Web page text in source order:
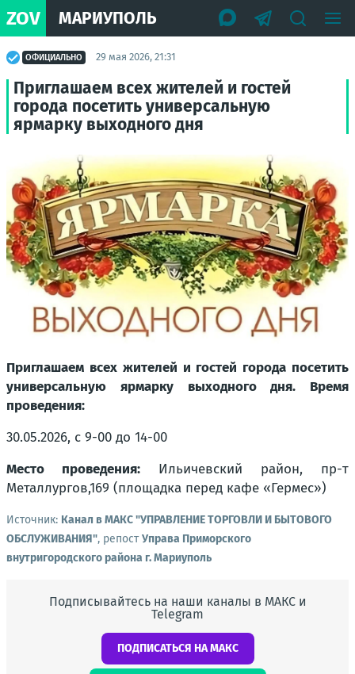
ZOV МАРИУПОЛЬ
ОФИЦИАЛЬНО 29 мая 2026, 21:31
Приглашаем всех жителей и гостей
города посетить универсальную
ярмарку выходного дня
Приглашаем всех жителей и гостей города посетить
универсальную ярмарку выходного дня. Время
проведения:
30.05.2026, с 9-00 до 14-00
Место проведения: Ильичевский район, пр-т
Металлургов,169 (площадка перед кафе «Гермес»)
Источник: Канал в МАКС "УПРАВЛЕНИЕ ТОРГОВЛИ И БЫТОВОГО
ОБСЛУЖИВАНИЯ", репостУправа Приморского
внутригородского района г. Мариуполь
Подписывайтесь на наши каналы в МАКС и
Telegram
ПОДПИСАТЬСЯ НА МАКС